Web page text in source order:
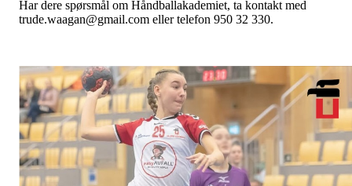
Har dere spørsmål om Håndballakademiet, ta kontakt med
trude.waagan@gmail.com eller telefon 950 32 330.